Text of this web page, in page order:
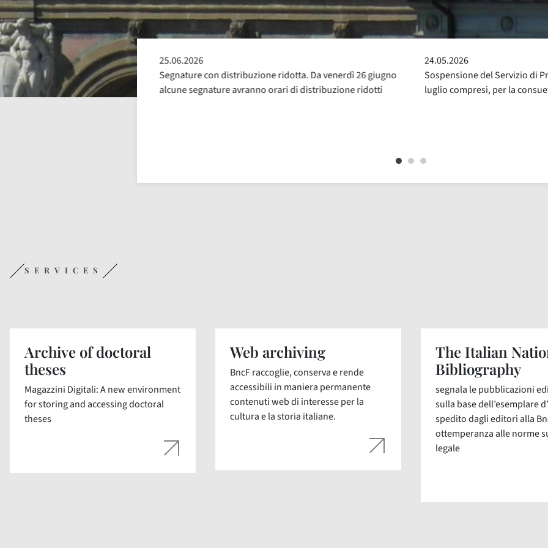
escluse dalla distribuzione.
fino a nuova comunicazione
25.06.2026
Segnature con distribuzione ridotta. Da venerdì 26 giugno
alcune segnature avranno orari di distribuzione ridotti
24.05.2026
Sospensione del Servizio di
luglio compresi, per la
SERVICES
Archive of doctoral
theses
Magazzini Digitali: A new environment
for storing and accessing doctoral
theses
Web archiving
BncF raccoglie, conserva e rende
accessibili in maniera permanente
contenuti web di interesse per la
cultura e la storia italiane.
The Italian
Bibliography
segnala le pubblicazioni
sulla base dell’esemplare
spedito dagli editori alla
ottemperanza alle norme
legale